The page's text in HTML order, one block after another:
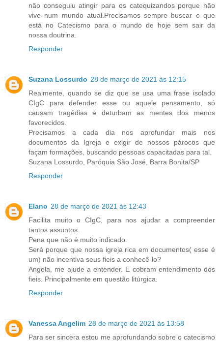
não conseguiu atingir para os catequizandos porque não
vive num mundo atual.Precisamos sempre buscar o que
está no Catecismo para o mundo de hoje sem sair da
nossa doutrina.
Responder
Suzana Lossurdo 28 de março de 2021 às 12:15
Realmente, quando se diz que se usa uma frase isolado
CIgC para defender esse ou aquele pensamento, só
causam tragédias e deturbam as mentes dos menos
favorecidos.
Precisamos a cada dia nos aprofundar mais nos
documentos da Igreja e exigir de nossos párocos que
façam formações, buscando pessoas capacitadas para tal.
Suzana Lossurdo, Paróquia São José, Barra Bonita/SP
Responder
Elano 28 de março de 2021 às 12:43
Facilita muito o CIgC, para nos ajudar a compreender
tantos assuntos.
Pena que não é muito indicado.
Será porque que nossa igreja rica em documentos( esse é
um) não incentiva seus fieis a conhecê-lo?
Angela, me ajude a entender. E cobram entendimento dos
fieis. Principalmente em questão litúrgica.
Responder
Vanessa Angelim 28 de março de 2021 às 13:58
Para ser sincera estou me aprofundando sobre o catecismo